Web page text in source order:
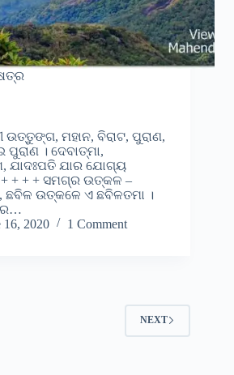
ଉତ୍ତୁଙ୍ଗ, ମହାନ, ବିରାଟ, ପୁରାଣ,
। ଦେବାତ୍ମା,
ଯାଦଃପତି ଯାର ଯୋଗ୍ୟ
+ + + ସମଗ୍ର ଉତ୍କଳ –
ଛବିଳ ଉତ୍କଳେ ଏ ଛବିଳତମା ।
16, 2020 1 Comment
NEXT